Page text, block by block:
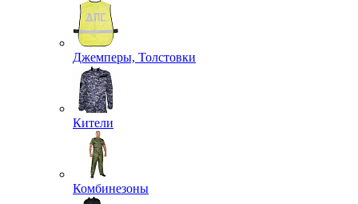
Джемперы, Толстовки
Кители
Комбинезоны